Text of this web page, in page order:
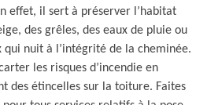
effet, il sert à préserver l’habitat
des grêles, des eaux de pluie ou
qui nuit à l’intégrité de la cheminée.
les risques d’incendie en
des étincelles sur la toiture. Faites